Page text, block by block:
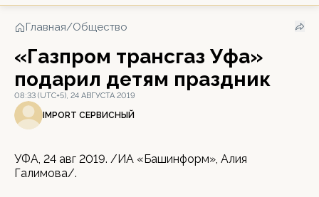
Главная/Общество
«Газпром трансгаз Уфа»
подарил детям праздник
08:33 (UTC+5), 24 АВГУСТА 2019
IMPORT СЕРВИСНЫЙ
УФА, 24 авг 2019. /ИА «Башинформ», Алия
Галимова/.